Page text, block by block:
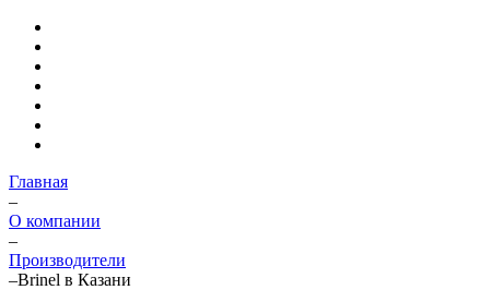
Главная
–
О компании
–
Производители
–Brinel в Казани